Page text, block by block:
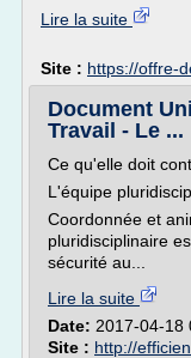
Lire la suite
Site : https://offre-
Document
Travail - Le ...
Ce qu'elle doit
L'équipe
Coordonnée et
pluridisciplinaire
sécurité au...
Lire la suite
Date: 2017-04-18
Site : http://